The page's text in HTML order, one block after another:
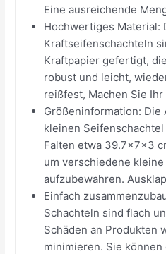
Eine ausreichende
Hochwertiges Material:
Kraftseifenschachteln
Kraftpapier gefertigt,
robust und leicht,
reißfest, Machen Sie Ihr
Größeninformation:
kleinen
Falten etwa 39.7x7x3
um verschiedene
aufzubewahren.
Einfach
Schachteln sind flach
Schäden an Produkten
minimieren. Sie